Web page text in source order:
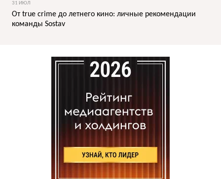
31 ИЮЛ
От true crime до летнего кино: личные рекомендации
команды Sostav